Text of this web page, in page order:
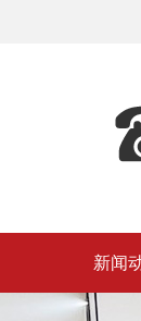
新闻